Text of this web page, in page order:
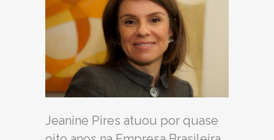
Jeanine Pires atuou por quase